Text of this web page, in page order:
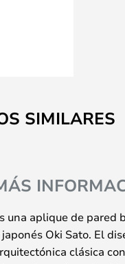
SIMILARES
una aplique de
Oki Sato. El
clásica